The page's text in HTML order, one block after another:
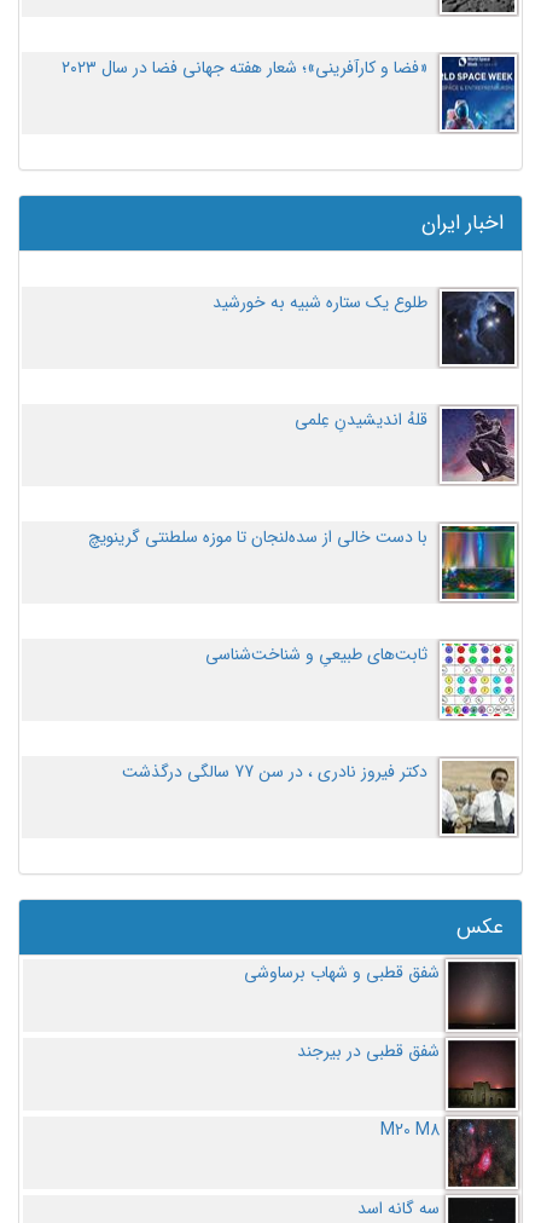
«فضا و کارآفرینی»؛ شعار هفته جهانی فضا در سال ۲۰۲۳
اخبار ایران
طلوع یک ستاره شبیه به خورشید
قلهُ اندیشیدنِ عِلمی
با دست خالی از سده‌لنجان تا موزه سلطنتی گرینویچ
ثابت‌های طبیعیِ و شناخت‌شناسی
دکتر فیروز نادری ، در سن 77 سالگی درگذشت
عکس
شفق قطبی و شهاب برساوشی
شفق قطبی در بیرجند
M20 M8
سه گانه اسد